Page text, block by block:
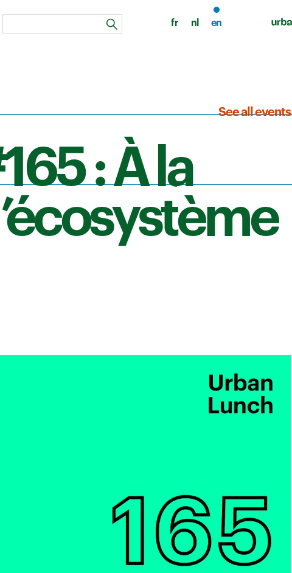
search
fr nl en
See all events
: À la